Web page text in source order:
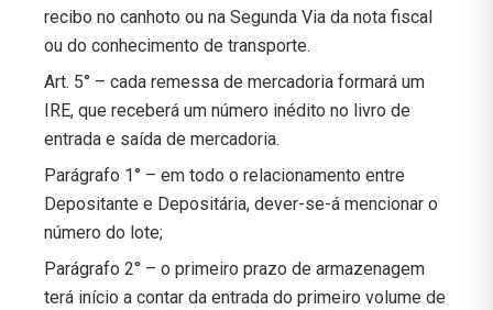
recibo no canhoto ou na Segunda Via da nota fiscal
ou do conhecimento de transporte.
Art. 5° – cada remessa de mercadoria formará um
IRE, que receberá um número inédito no livro de
entrada e saída de mercadoria.
Parágrafo 1° – em todo o relacionamento entre
Depositante e Depositária, dever-se-á mencionar o
número do lote;
Parágrafo 2° – o primeiro prazo de armazenagem
terá início a contar da entrada do primeiro volume de